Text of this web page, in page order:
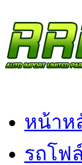
หน้าห
รถโฟ